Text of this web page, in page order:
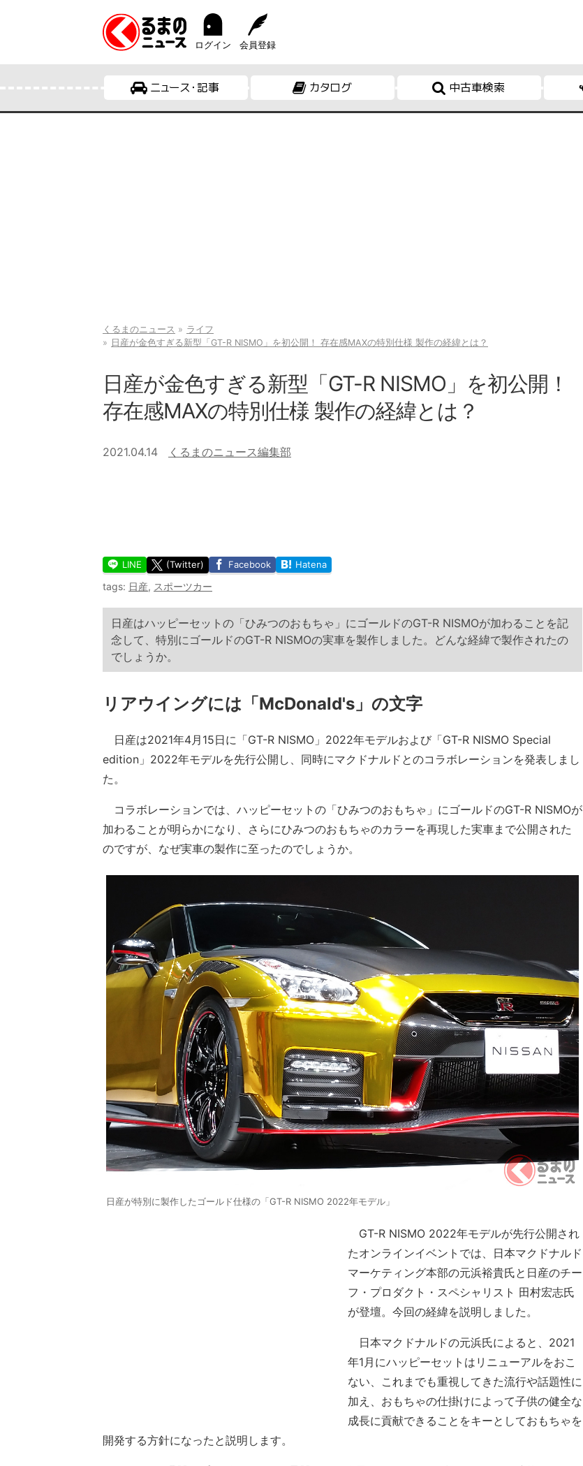
ログイン 会員登録
ニュース・記事 カタログ 中古車検索
くるまのニュース
ライフ
日産が金色すぎる新型「GT-R NISMO」を初公開！ 存在感MAXの特別仕様 製作の経緯とは？
日産が金色すぎる新型「GT-R NISMO」を初公開！
存在感MAXの特別仕様 製作の経緯とは？
2021.04.14 くるまのニュース編集部
LINE (Twitter) Facebook Hatena
tags: 日産, スポーツカー
日産はハッピーセットの「ひみつのおもちゃ」にゴールドのGT-R NISMOが加わることを記
念して、特別にゴールドのGT-R NISMOの実車を製作しました。どんな経緯で製作されたの
でしょうか。
リアウイングには「McDonald's」の文字
日産は2021年4月15日に「GT-R NISMO」2022年モデルおよび「GT-R NISMO Special
edition」2022年モデルを先行公開し、同時にマクドナルドとのコラボレーションを発表しまし
た。
コラボレーションでは、ハッピーセットの「ひみつのおもちゃ」にゴールドのGT-R NISMOが
加わることが明らかになり、さらにひみつのおもちゃのカラーを再現した実車まで公開された
のですが、なぜ実車の製作に至ったのでしょうか。
日産が特別に製作したゴールド仕様の「GT-R NISMO 2022年モデル」
GT-R NISMO 2022年モデルが先行公開され
たオンラインイベントでは、日本マクドナルド
マーケティング本部の元浜裕貴氏と日産のチー
フ・プロダクト・スペシャリスト 田村宏志氏
が登壇。今回の経緯を説明しました。
日本マクドナルドの元浜氏によると、2021
年1月にハッピーセットはリニューアルをおこ
ない、これまでも重視してきた流行や話題性に
加え、おもちゃの仕掛けによって子供の健全な
成長に貢献できることをキーとしておもちゃを
開発する方針になったと説明します。